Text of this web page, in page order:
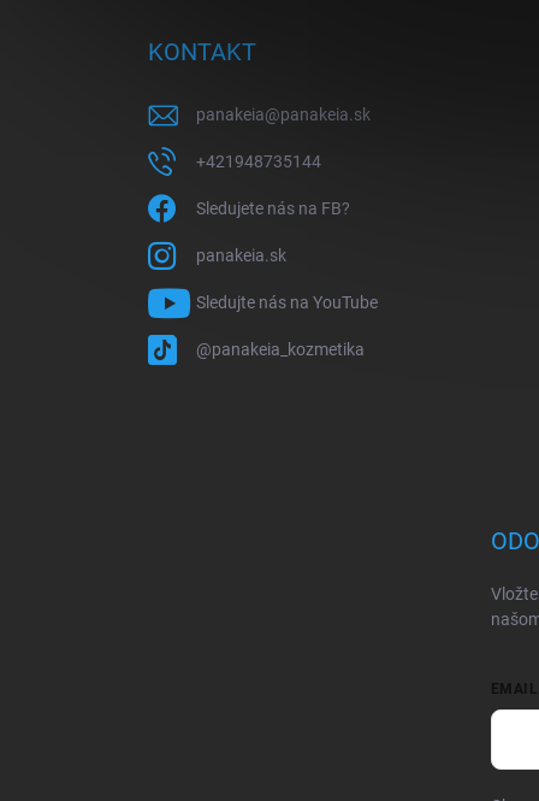
KONTAKT
panakeia@panakeia.sk
+421948735144
Sledujete nás na FB?
panakeia.sk
Sledujte nás na YouTube
@panakeia_kozmetika
EMAIL